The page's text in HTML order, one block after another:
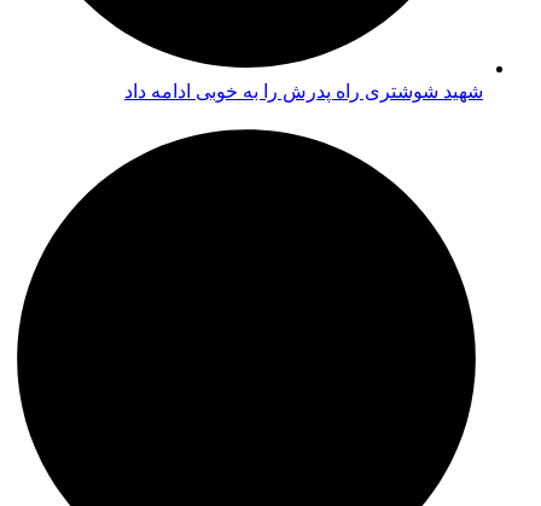
شهید شوشتری راه پدرش را به خوبی ادامه داد